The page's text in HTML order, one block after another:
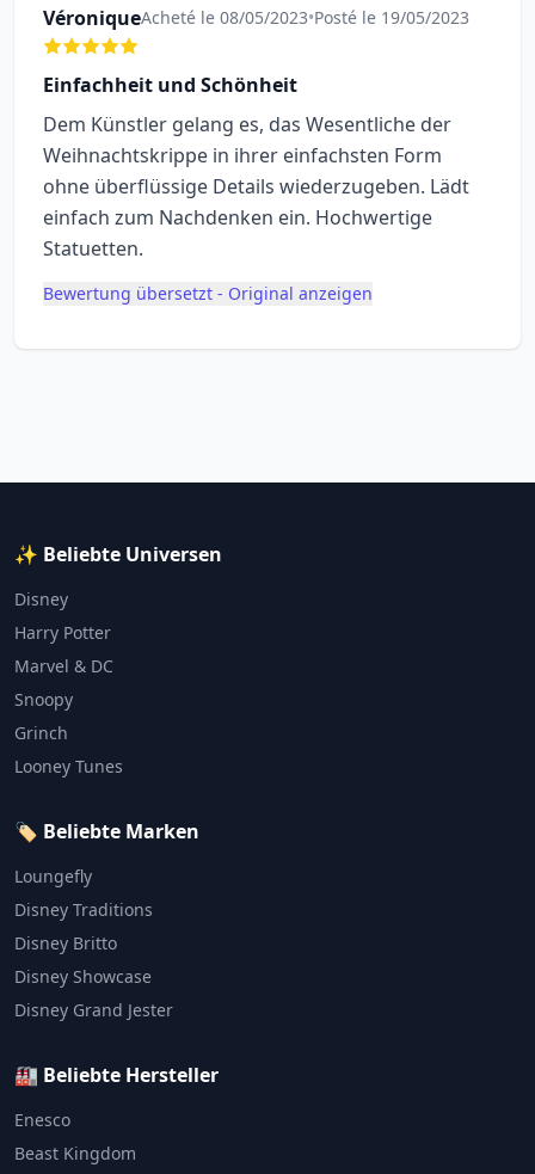
VéroniqueAcheté le 08/05/2023•Posté le 19/05/2023
Einfachheit und Schönheit
Dem Künstler gelang es, das Wesentliche der
Weihnachtskrippe in ihrer einfachsten Form
ohne überflüssige Details wiederzugeben. Lädt
einfach zum Nachdenken ein. Hochwertige
Statuetten.
Bewertung übersetzt - Original anzeigen
✨ Beliebte Universen
Disney
Harry Potter
Marvel & DC
Snoopy
Grinch
Looney Tunes
🏷️ Beliebte Marken
Loungefly
Disney Traditions
Disney Britto
Disney Showcase
Disney Grand Jester
🏭 Beliebte Hersteller
Enesco
Beast Kingdom